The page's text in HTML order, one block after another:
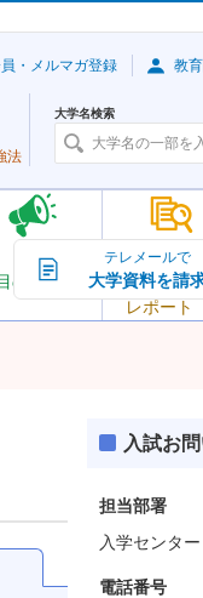
の大学
大学の今
トピック＆
レポート
法
大学名検索
・メルマガ登録 教
テレメールで
大学資料を請
入試お
担当部署
入学センター
電話番号